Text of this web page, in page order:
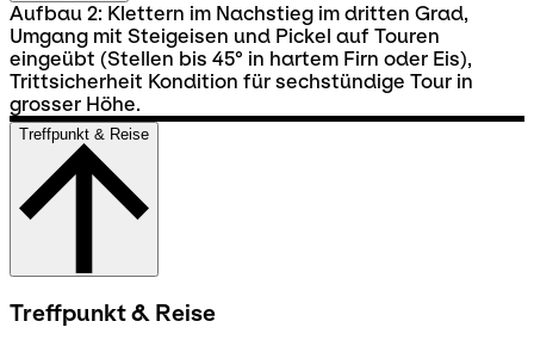
Aufbau 2: Klettern im Nachstieg im dritten Grad,
Umgang mit Steigeisen und Pickel auf Touren
eingeübt (Stellen bis 45° in hartem Firn oder Eis),
Trittsicherheit Kondition für sechstündige Tour in
grosser Höhe.
Treffpunkt & Reise
Treffpunkt & Reise